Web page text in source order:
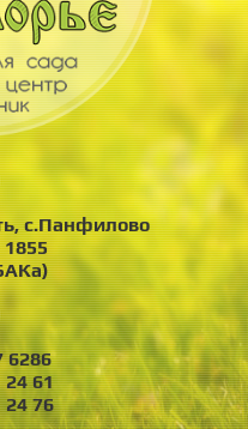
с.Панфилово
6286
24 61
24 76